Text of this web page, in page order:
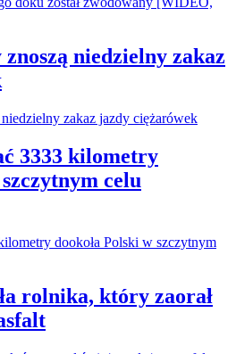
niedzielny zakaz
3333 kilometry
celu
rolnika, który zaorał